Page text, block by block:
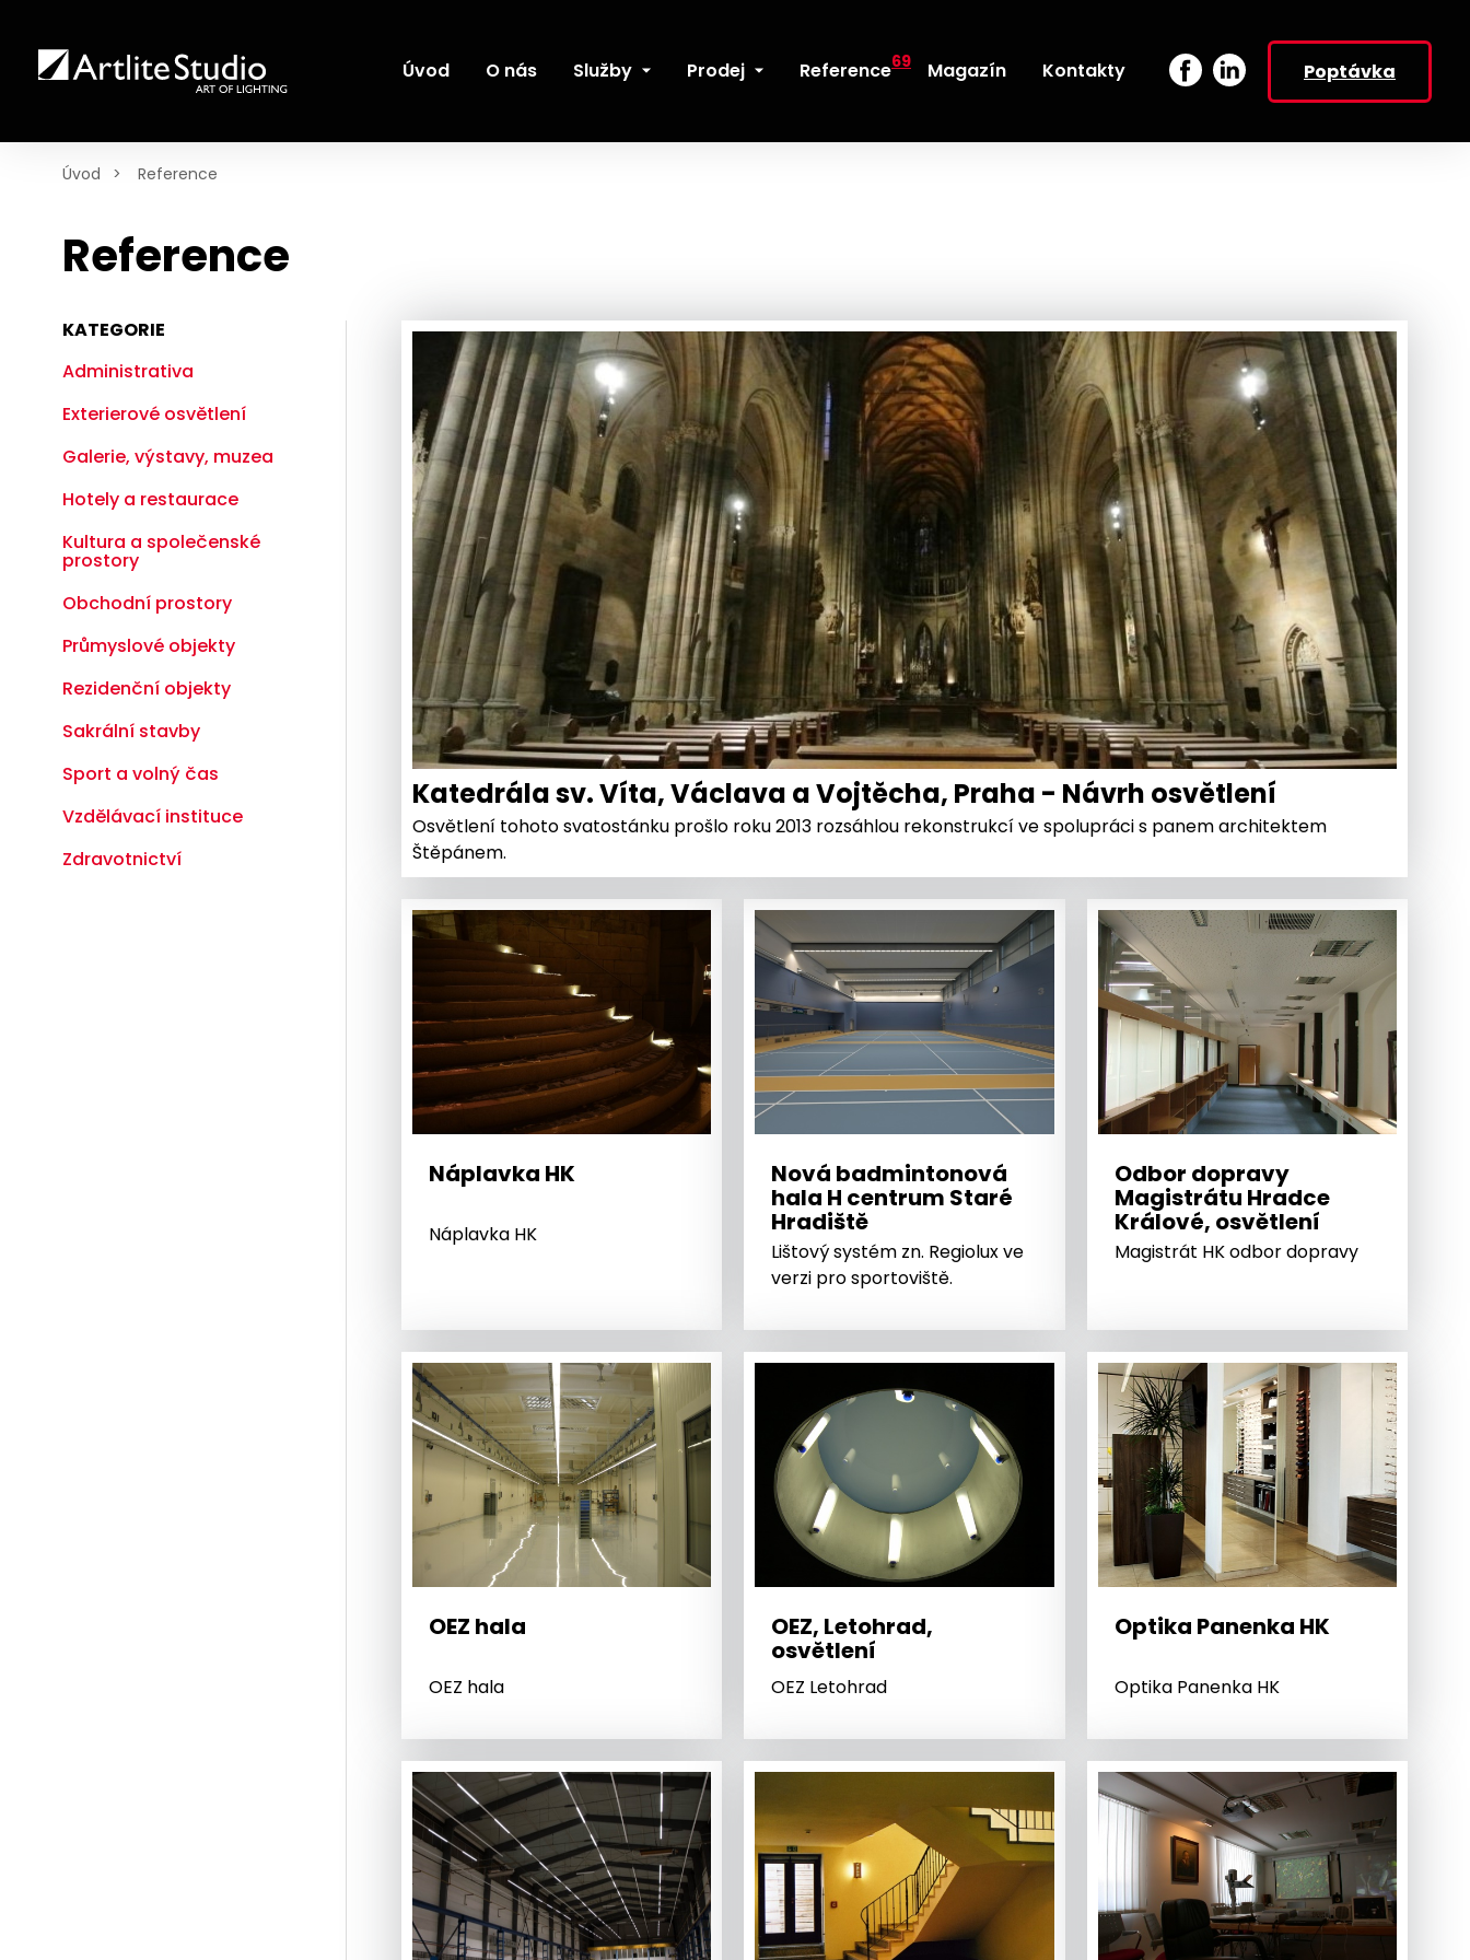
Úvod O nás Služby Prodej Reference69 Magazín Kontakty Poptávka
Úvod Reference
Reference
KATEGORIE
Administrativa
Exterierové osvětlení
Galerie, výstavy, muzea
Hotely a restaurace
Kultura a společenské
prostory
Obchodní prostory
Průmyslové objekty
Rezidenční objekty
Sakrální stavby
Sport a volný čas
Vzdělávací instituce
Zdravotnictví
Katedrála sv. Víta, Václava a Vojtěcha, Praha - Návrh osvětlení
Osvětlení tohoto svatostánku prošlo roku 2013 rozsáhlou rekonstrukcí ve spolupráci s panem architektem
Štěpánem.
Náplavka HK
Náplavka HK
Nová badmintonová
hala H centrum Staré
Hradiště
Lištový systém zn. Regiolux ve
verzi pro sportoviště.
Odbor dopravy
Magistrátu Hradce
Králové, osvětlení
Magistrát HK odbor dopravy
OEZ hala
OEZ hala
OEZ, Letohrad,
osvětlení
OEZ Letohrad
Optika Panenka HK
Optika Panenka HK